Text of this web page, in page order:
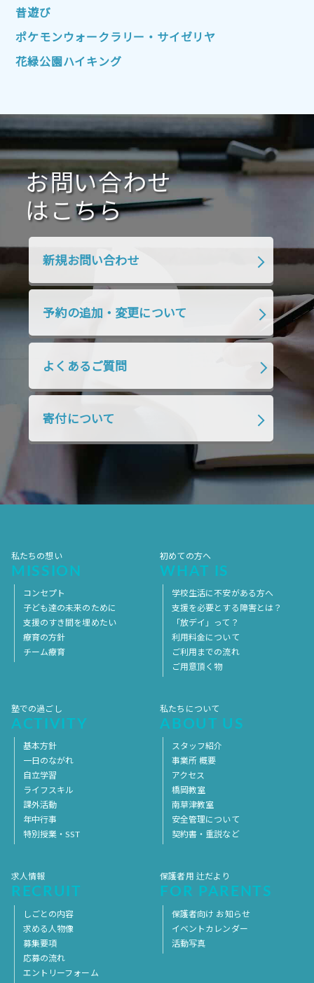
2022年4月
2022年1月 2021年12月 2021年11月
2021年10月 2021年9月
2021年1月 2020年12月 2020年11月
2020年10月 2020年9月 2020年8月
2020年7月 2020年6月 2020年5月
2020年4月 2020年3月 2020年2月
2019年10月 2019年9月
2018年7月 2018年6月
2018年4月 2018年3月 2018年2月
2018年1月 2017年12月
2017年10月 2017年9月 2017年8月
2017年5月
2017年4月
昔遊び
ポケモンウォークラリー・サイゼリヤ
花緑公園ハイキング
お問い合わせ
はこちら
新規お問い合わせ
予約の追加・変更について
よくあるご質問
寄付について
私たちの想い
MISSION
コンセプト
子ども達の未来のために
支援のすき間を埋めたい
療育の方針
チーム療育
初めての方へ
WHAT IS
学校生活に不安がある方へ
支援を必要とする障害とは？
「放デイ」って？
利用料金について
ご利用までの流れ
ご用意頂く物
塾での過ごし
ACTIVITY
基本方針
一日のながれ
自立学習
ライフスキル
課外活動
年中行事
特別授業・SST
私たちについて
ABOUT US
スタッフ紹介
事業所 概要
アクセス
橋岡教室
南草津教室
安全管理について
契約書・重説など
求人情報
RECRUIT
しごとの内容
求める人物像
募集要項
応募の流れ
エントリーフォーム
保護者用 辻だより
FOR PARENTS
保護者向け お知らせ
イベントカレンダー
活動写真